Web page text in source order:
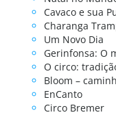
Cavaco e sua
Charanga
Um Novo Dia
Gerinfonsa: O
O circo:
Bloom –
EnCanto
Circo Bremer